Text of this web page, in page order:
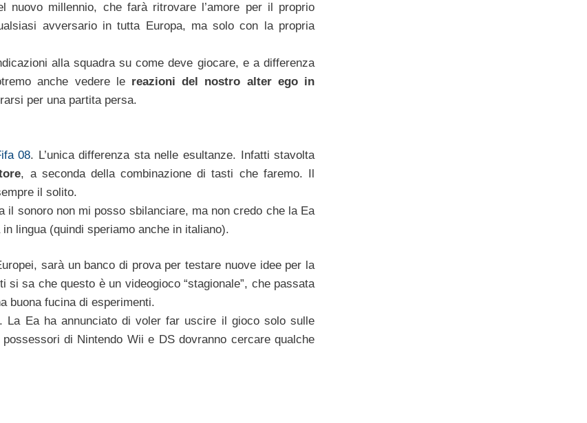
nuovo millennio, che farà ritrovare l’amore per il proprio
avversario in tutta Europa, ma solo con la propria
alla squadra su come deve giocare, e a differenza
anche vedere le reazioni del nostro alter ego in
per una partita persa.
08. L’unica differenza sta nelle esultanze. Infatti stavolta
, a seconda della combinazione di tasti che faremo. Il
il solito.
sonoro non mi posso sbilanciare, ma non credo che la Ea
lingua (quindi speriamo anche in italiano).
sarà un banco di prova per testare nuove idee per la
sa che questo è un videogioco “stagionale”, che passata
buona fucina di esperimenti.
La Ea ha annunciato di voler far uscire il gioco solo sulle
di Nintendo Wii e DS dovranno cercare qualche